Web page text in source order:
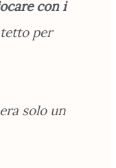
con i
per
solo un